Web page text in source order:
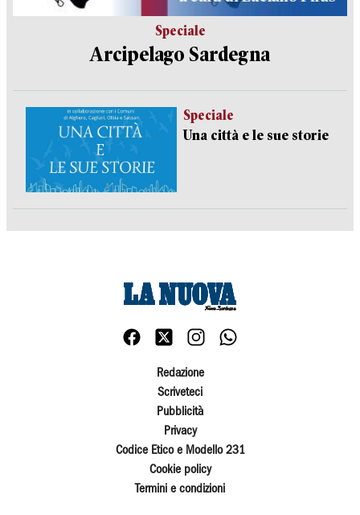
Speciale
Arcipelago Sardegna
Speciale
Una città e le sue storie
Redazione
Scriveteci
Pubblicità
Privacy
Codice Etico e Modello 231
Cookie policy
Termini e condizioni